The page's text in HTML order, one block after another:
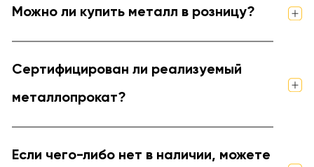
Можно ли купить металл в розницу?
Сертифицирован ли реализуемый
металлопрокат?
Если чего-либо нет в наличии, можете